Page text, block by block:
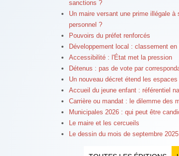
sanctions ?
Un maire versant une prime illégale
personnel ?
Pouvoirs du préfet renforcés
Développement local : classement en
Accessibilité : l'État met la pression
Détenus : pas de vote par
Un nouveau décret étend les
Accueil du jeune enfant : référentiel
Carrière ou mandat : le dilemme des
Municipales 2026 : qui peut être
Le maire et les cercueils
Le dessin du mois de septembre